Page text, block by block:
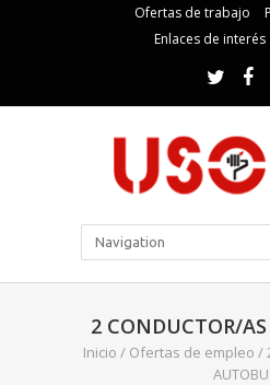
Ofertas de trabajo
Enlaces de interés
2 CONDUCTOR/
Inicio / Ofertas de empleo /